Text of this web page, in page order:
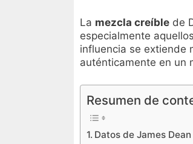
La mezcla creíble de
especialmente
influencia se extiende
auténticamente en un
Resumen de
Datos de James Dean